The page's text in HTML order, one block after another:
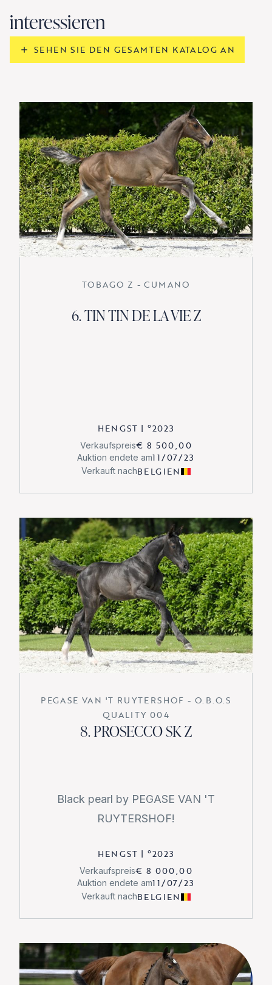
interessieren
SEHEN SIE DEN GESAMTEN KATALOG AN
TOBAGO Z - CUMANO
6. TIN TIN DE LA VIE Z
HENGST |°2023
Verkaufspreis€ 8 500,00
Auktion endete am11/07/23
Verkauft nachBELGIEN
PEGASE VAN 'T RUYTERSHOF - O.B.O.S
QUALITY 004
8. PROSECCO SK Z
Black pearl by PEGASE VAN 'T
RUYTERSHOF!
HENGST |°2023
Verkaufspreis€ 8 000,00
Auktion endete am11/07/23
Verkauft nachBELGIEN